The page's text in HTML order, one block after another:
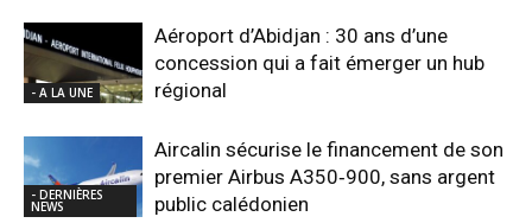
- A LA UNE
Aéroport d’Abidjan : 30 ans d’une
concession qui a fait émerger un hub
régional
- DERNIÈRES
NEWS
Aircalin sécurise le financement de son
premier Airbus A350‑900, sans argent
public calédonien